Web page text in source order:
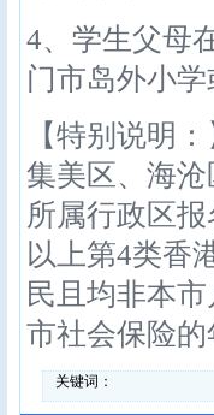
4、学生父母
门市岛外小
【特别说明
集美区、海
所属
以上第4类香
民且均非本
市社会保险
关键词：